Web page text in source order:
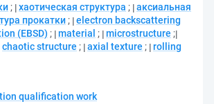
; хаотическая структура ; аксиальная
прокатки ; electron backscattering
(EBSD) ; material ; microstructure ;
chaotic structure ; axial texture ; rolling
qualification work